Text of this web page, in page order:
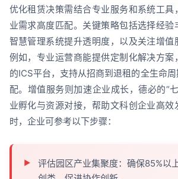
优化租赁决策需结合专业服务和系统工具
业需求高度匹配。关键策略包括选择经验
智慧管理系统提升透明度，以及关注增值
例如，专业运营商能提供定制化解决方案
的ICS平台，支持从招商到退租的全生命
配。增值服务则加速企业成长，德必的“
业孵化与资源对接，帮助文科创企业高效
时，企业可参考以下步骤：
评估园区产业集聚度：确保85%以